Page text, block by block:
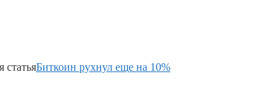
Биткоин рухнул еще на 10%